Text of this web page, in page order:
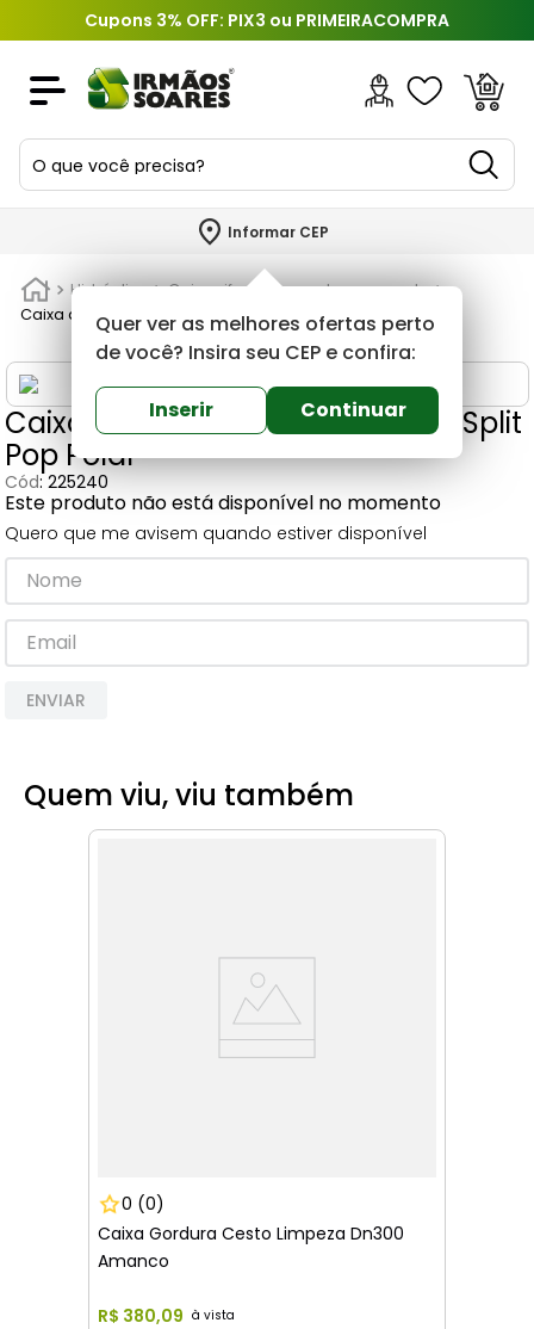
Cupons 3% OFF: PIX3 ou PRIMEIRACOMPRA
O que você precisa?
Informar CEP
Quer ver as melhores ofertas perto
de você? Insira seu CEP e confira:
Inserir Continuar
Hidráulica
Caixa sifonada, gordura e esgoto
Caixa de Passagem 2 Em 1 para Split Pop Polar
Caixa de Passagem 2 Em 1 para Split
Pop Polar
Cód:225240
Este produto não está disponível no momento
Quero que me avisem quando estiver disponível
ENVIAR
Quem viu, viu também
0 (0)
Caixa Gordura Cesto Limpeza Dn300
Amanco
R$ 380,09
TERMOS MAIS BUSCADOS
2º
porta
revestimento
5º
argamassa
6º
telha
7º
tinta
8º
cimento
9º
torneira
10º